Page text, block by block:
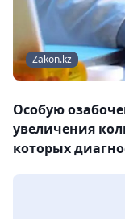
Zakon.kz
Особую
увеличения
которых